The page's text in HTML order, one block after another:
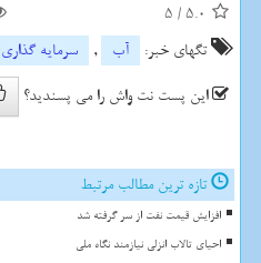
5.0
/
5
تگهای خبر:
آب , سرمایه گذاری
این پست نت واش را می پسندید؟
تازه ترین مطالب مرتبط
افزایش قیمت نفت از سر گرفته شد
احیای تالاب انزلی نیازمند نگاه ملی